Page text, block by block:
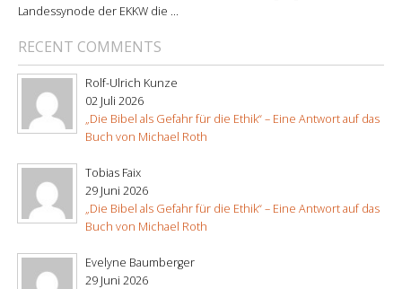
Landessynode der EKKW die ...
RECENT COMMENTS
Rolf-Ulrich Kunze
02 Juli 2026
„Die Bibel als Gefahr für die Ethik“ – Eine Antwort auf das
Buch von Michael Roth
Tobias Faix
29 Juni 2026
„Die Bibel als Gefahr für die Ethik“ – Eine Antwort auf das
Buch von Michael Roth
Evelyne Baumberger
29 Juni 2026